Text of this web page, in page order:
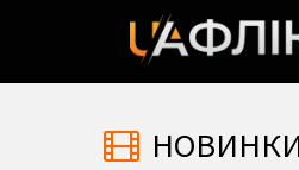
НОВИНКИ